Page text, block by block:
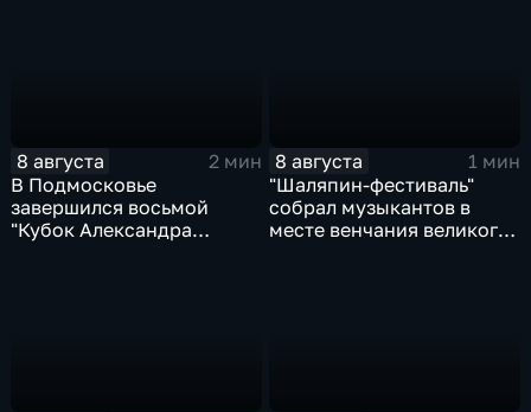
8 августа
2 мин
В Подмосковье
завершился восьмой
"Кубок Александра
8 августа
1 мин
"Шаляпин‑фестиваль"
собрал музыкантов в
месте венчания великого